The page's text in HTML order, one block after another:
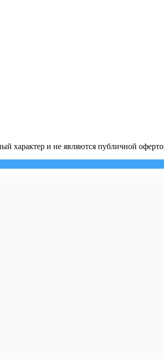
характер и не являются публичной